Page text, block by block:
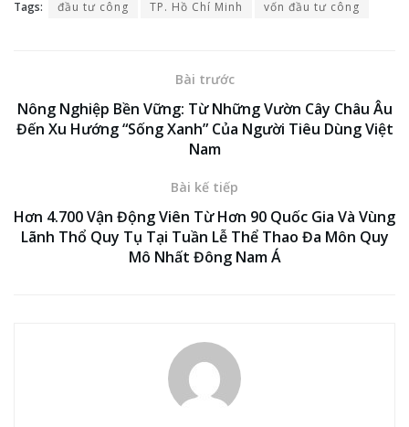
Tags:
đầu tư công TP. Hồ Chí Minh vốn đầu tư công
Bài trước
Nông Nghiệp Bền Vững: Từ Những Vườn Cây Châu Âu
Đến Xu Hướng “Sống Xanh” Của Người Tiêu Dùng Việt
Nam
Bài kế tiếp
Hơn 4.700 Vận Động Viên Từ Hơn 90 Quốc Gia Và Vùng
Lãnh Thổ Quy Tụ Tại Tuần Lễ Thể Thao Đa Môn Quy
Mô Nhất Đông Nam Á